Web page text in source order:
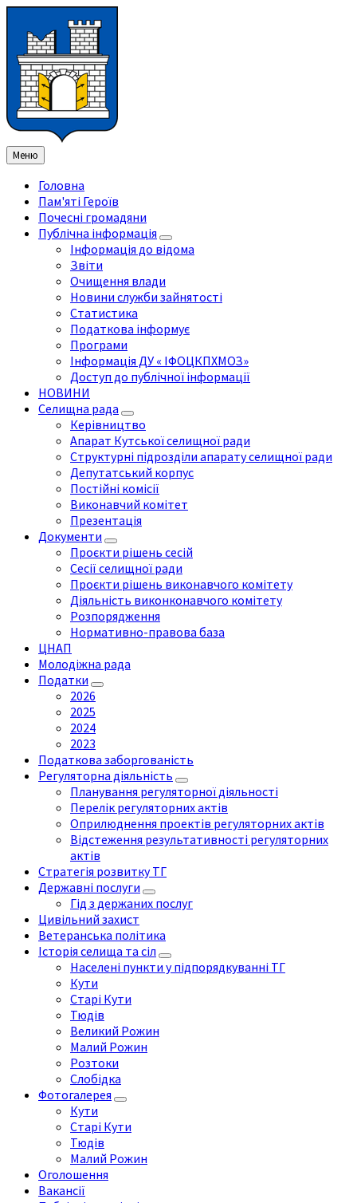
змісту
ліву
бічну
панель
праву
бічну
панель
нижнього
колонтитула
Меню
Головна
Пам'яті Героїв
Почесні громадяни
Публічна інформація
Інформація до відома
Звіти
Очищення влади
Новини служби зайнятості
Статистика
Податкова інформує
Програми
Інформація ДУ « ІФОЦКПХМОЗ»
Доступ до публічної інформації
НОВИНИ
Селищна рада
Керівництво
Апарат Кутської селищної ради
Структурні підрозділи апарату селищної ради
Депутатський корпус
Постійні комісії
Виконавчий комітет
Презентація
Документи
Проєкти рішень сесій
Сесії селищної ради
Проєкти рішень виконавчого комітету
Діяльність виконконавчого комітету
Розпорядження
Нормативно-правова база
ЦНАП
Молодіжна рада
Податки
2026
2025
2024
2023
Податкова заборгованість
Регуляторна діяльність
Планування регуляторної діяльності
Перелік регуляторних актів
Оприлюднення проектів регуляторних актів
Відстеження результативності регуляторних
актів
Стратегія розвитку ТГ
Державні послуги
Гід з держаних послуг
Цивільний захист
Ветеранська політика
Історія селища та сіл
Населені пункти у підпорядкуванні ТГ
Кути
Старі Кути
Тюдів
Великий Рожин
Малий Рожин
Розтоки
Слобідка
Фотогалерея
Кути
Старі Кути
Тюдів
Малий Рожин
Оголошення
Вакансії